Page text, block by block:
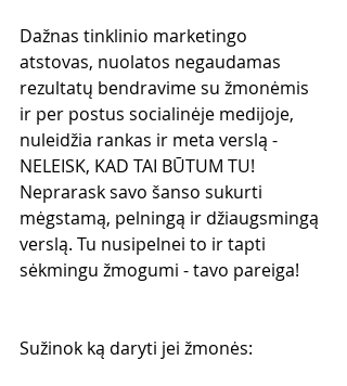
Dažnas tinklinio marketingo
atstovas, nuolatos negaudamas
rezultatų bendravime su žmonėmis
ir per postus socialinėje medijoje,
nuleidžia rankas ir meta verslą -
NELEISK, KAD TAI BŪTUM TU!
Neprarask savo šanso sukurti
mėgstamą, pelningą ir džiaugsmingą
verslą. Tu nusipelnei to ir tapti
sėkmingu žmogumi - tavo pareiga!
Sužinok ką daryti jei žmonės: